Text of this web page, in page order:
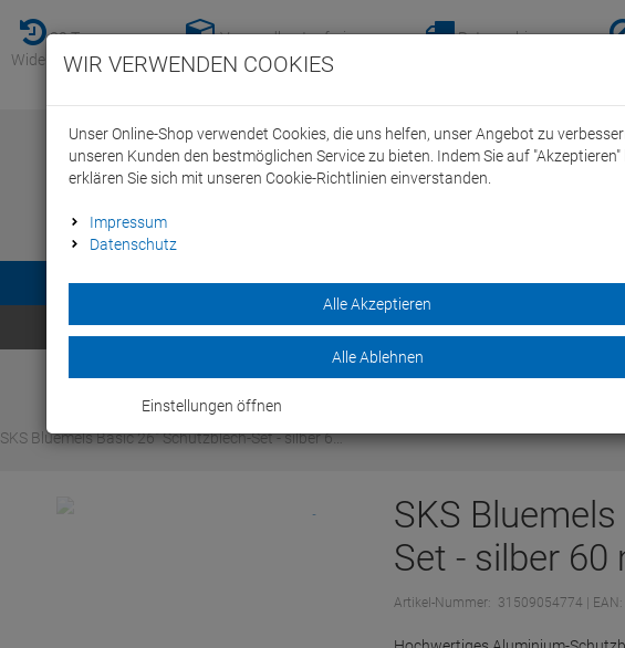
30 Tage
Widerrufsrecht
Versandkostenfreie-
Lieferung nach
Retoure hier
Dein Swim Team Bike
Marken Sale
SKS Bluemels Basic 26" Schutzblech-Set - silber 6…
SKS
Set - silber 60
Artikel-Nummer: 31509054774 |
WIR VERWENDEN COOKIES
Unser Online-Shop verwendet Cookies, die uns helfen, unser Angebot zu
unseren Kunden den bestmöglichen Service zu bieten. Indem Sie auf "Akzeptieren"
erklären Sie sich mit unseren Cookie-Richtlinien einverstanden.
Impressum
Datenschutz
Alle Akzeptieren
Alle Ablehnen
Einstellungen öffnen